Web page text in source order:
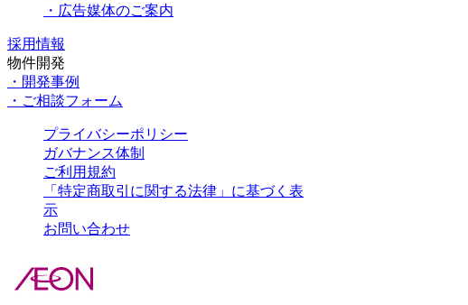
・広告媒体のご案内
採用情報
物件開発
・開発事例
・ご相談フォーム
プライバシーポリシー
ガバナンス体制
ご利用規約
「特定商取引に関する法律」に基づく表
示
お問い合わせ